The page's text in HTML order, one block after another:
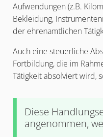
Aufwendungen (z.B.
Bekleidung,
der ehrenamtlichen
Auch eine steuerliche
Fortbildung, die im
Tätigkeit absolviert wird,
Diese
angenommen,